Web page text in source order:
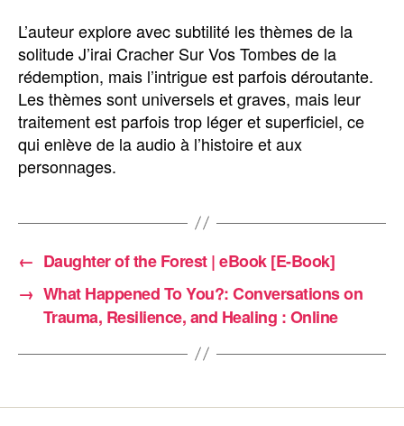
L’auteur explore avec subtilité les thèmes de la
solitude J’irai Cracher Sur Vos Tombes de la
rédemption, mais l’intrigue est parfois déroutante.
Les thèmes sont universels et graves, mais leur
traitement est parfois trop léger et superficiel, ce
qui enlève de la audio à l’histoire et aux
personnages.
← Daughter of the Forest | eBook [E-Book]
→ What Happened To You?: Conversations on
Trauma, Resilience, and Healing : Online